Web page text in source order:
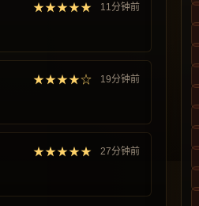
★★★★★ 11分钟前
★★★★☆ 19分钟前
★★★★★ 27分钟前